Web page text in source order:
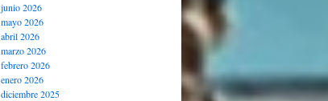
junio 2026
mayo 2026
abril 2026
marzo 2026
febrero 2026
enero 2026
diciembre 2025